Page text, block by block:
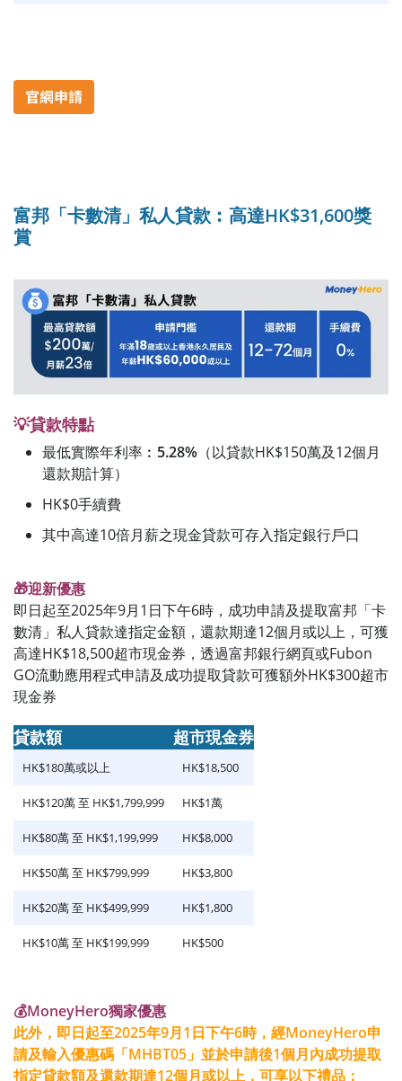
富邦「卡數清」私人貸款︰高達HK$31,600獎
賞
💡貸款特點
最低實際年利率︰ 5.28% （以貸款HK$150萬及12個月
還款期計算）
HK$0手續費
其中高達10倍月薪之現金貸款可存入指定銀行戶口
🎁迎新優惠
即日起至2025年9月1日下午6時，成功申請及提取富邦「卡
數清」私人貸款達指定金額，還款期達12個月或以上，可獲
高達HK$18,500超市現金券，透過富邦銀行網頁或Fubon
GO流動應用程式申請及成功提取貸款可獲額外HK$300超市
現金券
貸款額 超市現金券
HK$180萬或以上 HK$18,500
HK$120萬 至 HK$1,799,999 HK$1萬
HK$80萬 至 HK$1,199,999 HK$8,000
HK$50萬 至 HK$799,999 HK$3,800
HK$20萬 至 HK$499,999 HK$1,800
HK$10萬 至 HK$199,999 HK$500
💰MoneyHero獨家優惠
此外，即日起至2025年9月1日下午6時，經MoneyHero申
請及輸入優惠碼「MHBT05」並於申請後1個月內成功提取
指定貸款額及還款期達12個月或以上，可享以下禮品：